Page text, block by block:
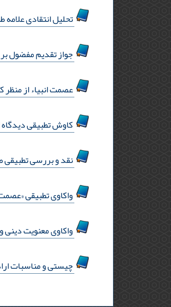
تحلیل انتقادی
جواز تقدیم مفضول
عصمت انبیاء از منظر
کاوش تطبیقی
نقد و بررسی تطبیقی
واکاوی تطبیقی
واکاوی معنویت دینی
چیستی و مناسبات